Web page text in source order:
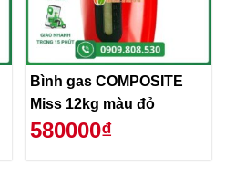
Bình gas COMPOSITE
Miss 12kg màu đỏ
580000₫